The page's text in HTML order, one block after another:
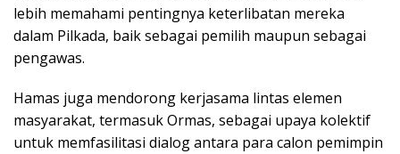
lebih memahami pentingnya keterlibatan mereka
dalam Pilkada, baik sebagai pemilih maupun sebagai
pengawas.
Hamas juga mendorong kerjasama lintas elemen
masyarakat, termasuk Ormas, sebagai upaya kolektif
untuk memfasilitasi dialog antara para calon pemimpin